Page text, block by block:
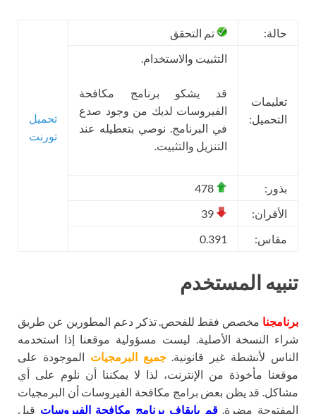
حالة: تم التحقق
تحميل
تورنت
تعليمات
التحميل:
التثبيت والاستخدام.
قد يشكو برنامج مكافحة
الفيروسات لديك من وجود صدع
في البرنامج. نوصي بتعطيله عند
التنزيل والتثبيت.
بذور:
الأقران:
مقاس:
0.391
تنبيه المستخدم
برنامجنا مخصص فقط للفحص. تذكر دعم المطورين عن طريق
شراء النسخة الأصلية. ليست مسؤولية موقعنا إذا استخدمه
الناس لأنشطة غير قانونية.جميع البرمجيات الموجودة على
موقعنا مأخوذة من الإنترنت، لذا لا يمكننا أن نلوم على أي
مشاكل. قد يظن بعض برامج مكافحة الفيروسات أن البرمجيات
المفتوحة مضرة.قم بإيقاف برنامج مكافحة الفيروسات قبل